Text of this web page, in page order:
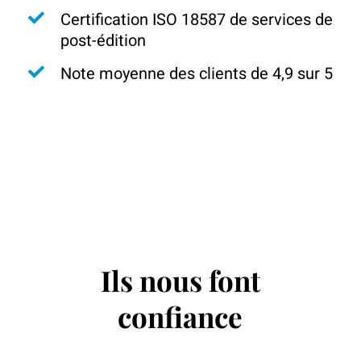
Certification ISO 18587 de services de
post-édition
Note moyenne des clients de 4,9 sur 5
Ils nous font
confiance